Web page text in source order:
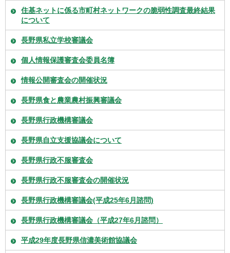
住基ネットに係る市町村ネットワークの脆弱性調査最終結果
について
長野県私立学校審議会
個人情報保護審査会委員名簿
情報公開審査会の開催状況
長野県食と農業農村振興審議会
長野県行政機構審議会
長野県自立支援協議会について
長野県行政不服審査会
長野県行政不服審査会の開催状況
長野県行政機構審議会(平成25年6月諮問)
長野県行政機構審議会（平成27年6月諮問）
平成29年度長野県信濃美術館協議会